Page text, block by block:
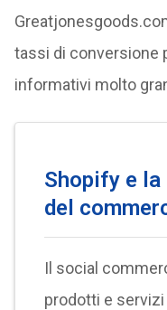
tassi di conversione
informativi molto
Shopify e
del
Il social
prodotti e